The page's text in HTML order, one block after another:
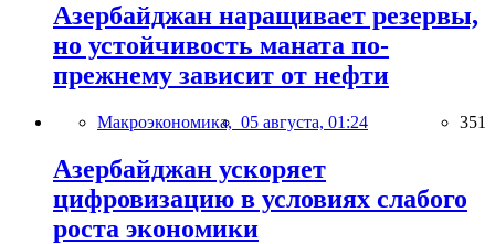
Азербайджан наращивает резервы,
но устойчивость маната по-
прежнему зависит от нефти
Макроэкономика, 05 августа, 01:24 351
Азербайджан ускоряет
цифровизацию в условиях слабого
роста экономики